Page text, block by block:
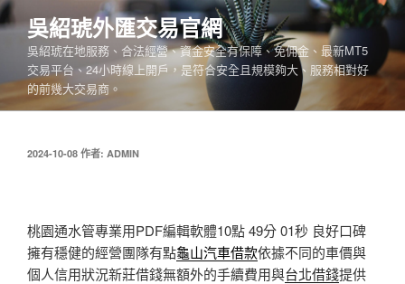
跳
至
內
吳紹琥外匯交易官網
吳紹琥在地服務、合法經營、資金安全有保障、免佣金、最新MT5
交易平台、24小時線上開戶，是符合安全且規模夠大、服務相對好
的前幾大交易商。
發
2024-10-08 作者: ADMIN
桃園通水管專業用PDF編輯軟體10點 49分 01秒 良好口碑
擁有穩健的經營團隊有點龜山汽車借款依據不同的車價與
個人信用狀況新莊借錢無額外的手續費用與台北借錢提供